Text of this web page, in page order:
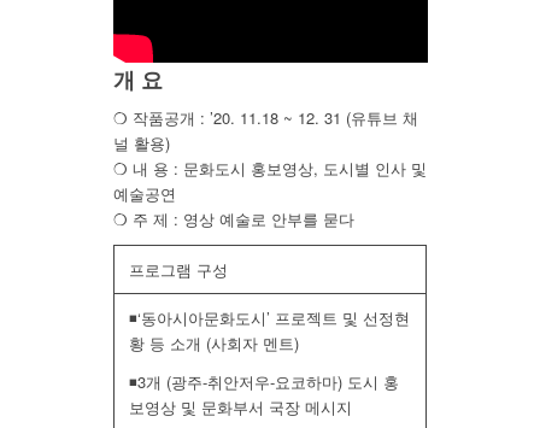
개 요
❍ 작품공개 : ’20. 11.18 ~ 12. 31 (유튜브 채
널 활용)
❍ 내 용 : 문화도시 홍보영상, 도시별 인사 및
예술공연
❍ 주 제 : 영상 예술로 안부를 묻다
프로그램 구성
◾‘동아시아문화도시’ 프로젝트 및 선정현
황 등 소개 (사회자 멘트)
◾3개 (광주-취안저우-요코하마) 도시 홍
보영상 및 문화부서 국장 메시지